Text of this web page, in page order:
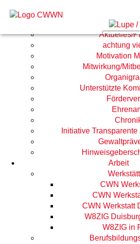
CWWN
Aktuelles/
achtung
Motivation
Mitwirkung/
Unterstützte
Initiative
Arbeit
CWN
CWN
CWN Werkstatt
W8ZIG
W8ZIG in